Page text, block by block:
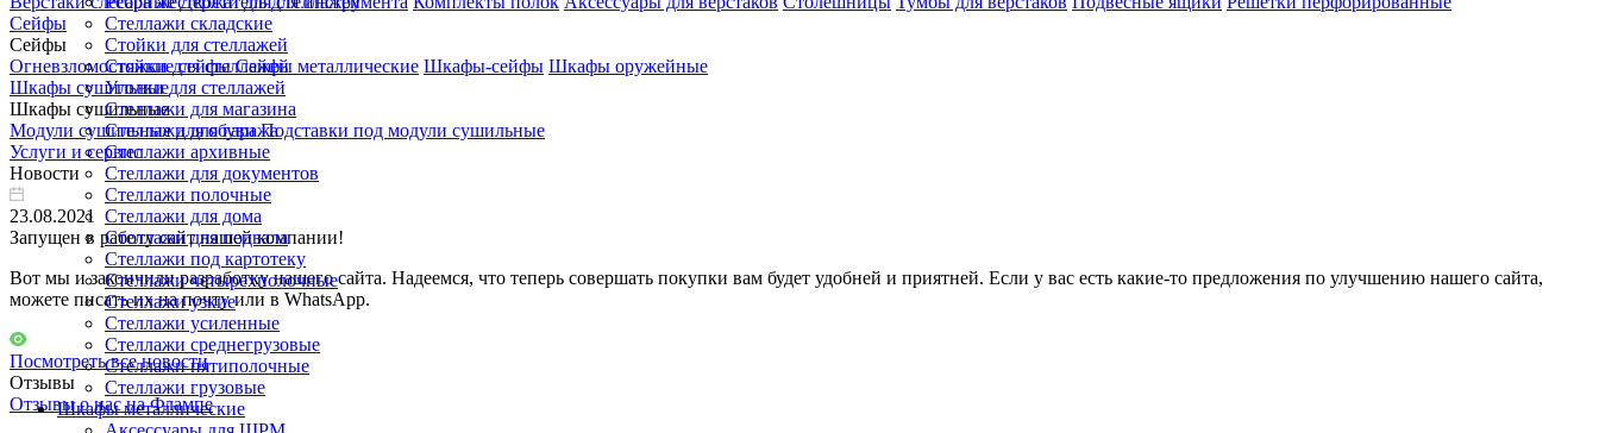
Стеллажи складские
Стойки для стеллажей
Стяжки для стеллажей
Уголки для стеллажей
Стеллажи для магазина
Стеллажи для гаража
Стеллажи архивные
Стеллажи для документов
Стеллажи полочные
Стеллажи для дома
Стеллажи для подвала
Стеллажи под картотеку
Стеллажи четырехполочные
Стеллажи узкие
Стеллажи усиленные
Стеллажи среднегрузовые
Стеллажи пятиполочные
Стеллажи грузовые
Шкафы металлические
Сейфы
Сейфы
Огневзломостойкие сейфы Сейфы металлические Шкафы-сейфы Шкафы оружейные
Шкафы сушильные
Шкафы сушильные
Модули сушильные для обуви Подставки под модули сушильные
Услуги и сервис
Новости
23.08.2021
Запущен в работу сайт нашей компании!
Вот мы и закончили разработку нашего сайта. Надеемся, что теперь совершать покупки вам будет удобней и приятней. Если у вас есть какие-то предложения по улучшению нашего сайта,
можете писать их на почту или в WhatsApp.
Посмотреть все новости
Отзывы
Отзывы о нас на Флампе